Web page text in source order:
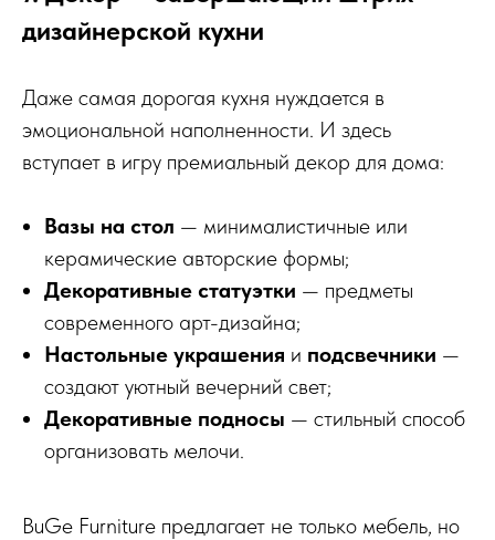
дизайнерской кухни
Даже самая дорогая кухня нуждается в
эмоциональной наполненности. И здесь
вступает в игру премиальный декор для дома:
Вазы на стол — минималистичные или
керамические авторские формы;
Декоративные статуэтки — предметы
современного арт-дизайна;
Настольные украшения и подсвечники —
создают уютный вечерний свет;
Декоративные подносы — стильный способ
организовать мелочи.
BuGe Furniture предлагает не только мебель, но